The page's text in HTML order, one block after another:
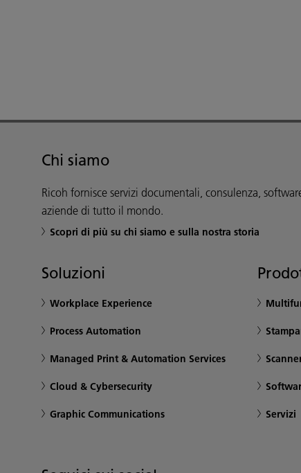
Chi siamo
Ricoh fornisce servizi documentali, consulenza,
aziende di tutto il mondo.
Scopri di più su chi siamo e sulla nostra storia
Soluzioni
Workplace Experience
Process Automation
Managed Print & Automation Services
Cloud & Cybersecurity
Graphic Communications Servizi